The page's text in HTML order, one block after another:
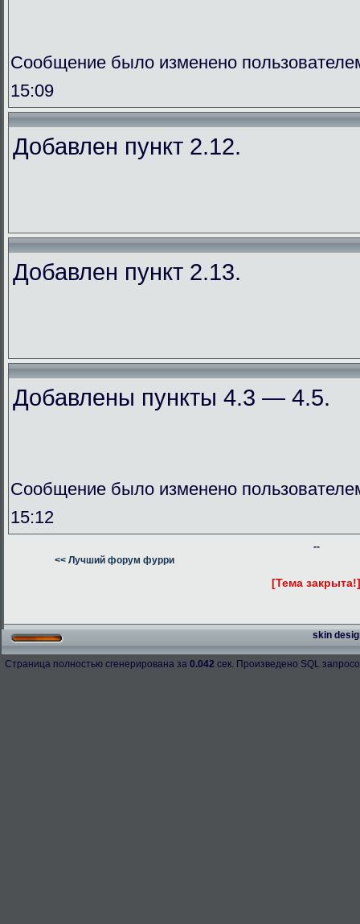
Сообщение было изменено
15:09
Добавлен пункт 2.12.
Добавлен пункт 2.13.
Добавлены пункты 4.3 — 4.5.
Сообщение было изменено
15:12
--
<< Лучший форум фурри
[Тема
skin
Страница полностью сгенерирована за 0.042 сек. Произведено SQL